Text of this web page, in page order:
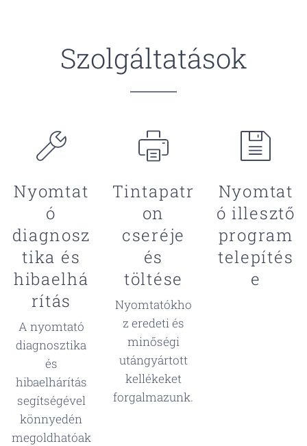
Szolgáltatások
Nyomtat
ó
diagnosz
tika és
hibaelhá
rítás
A nyomtató
diagnosztika
és
hibaelhárítás
segítségével
könnyedén
megoldhatóak
Tintapatr
on
cseréje
és
töltése
Nyomtatókho
z eredeti és
minőségi
utángyártott
kellékeket
forgalmazunk.
Nyomtat
ó illesztő
program
telepítés
e